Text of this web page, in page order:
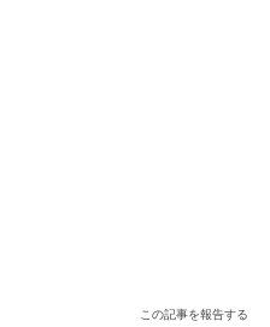
この記事を報告する